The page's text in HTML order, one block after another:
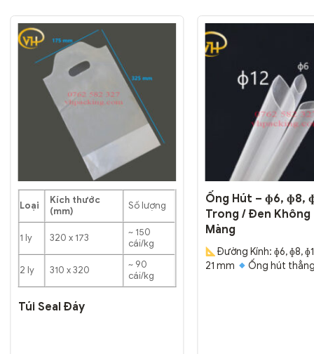
Túi Seal Đáy
Loại
Kích thước
(mm)
Số lượng
1 ly 320 x 173
~ 150
cái/kg
2 ly 310 x 320
~ 90
cái/kg
Ống Hút – ɸ6, ɸ8,
Trong / Đen Không
Màng
Đường Kính: ɸ6, ɸ8,
21 mm
Ống hút